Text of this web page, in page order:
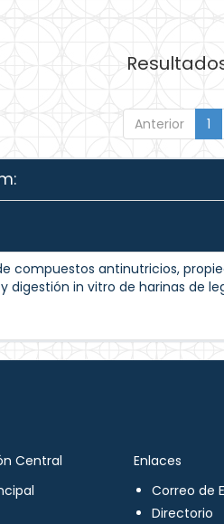
Anterior 1
compuestos antinutricios,
digestión in vitro de harinas de
Central
Enlaces
Correo de
Directorio